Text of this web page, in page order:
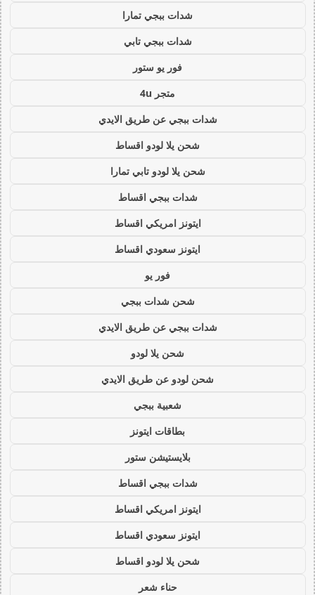
شدات ببجي تمارا
شدات ببجي تابي
فور يو ستور
متجر 4u
شدات ببجي عن طريق الايدي
شحن يلا لودو اقساط
شحن يلا لودو تابي تمارا
شدات ببجي اقساط
ايتونز امريكي اقساط
ايتونز سعودي اقساط
فور يو
شحن شدات ببجي
شدات ببجي عن طريق الايدي
شحن يلا لودو
شحن لودو عن طريق الايدي
شعبية ببجي
بطاقات ايتونز
بلايستيشن ستور
شدات ببجي اقساط
ايتونز امريكي اقساط
ايتونز سعودي اقساط
شحن يلا لودو اقساط
حناء شعر